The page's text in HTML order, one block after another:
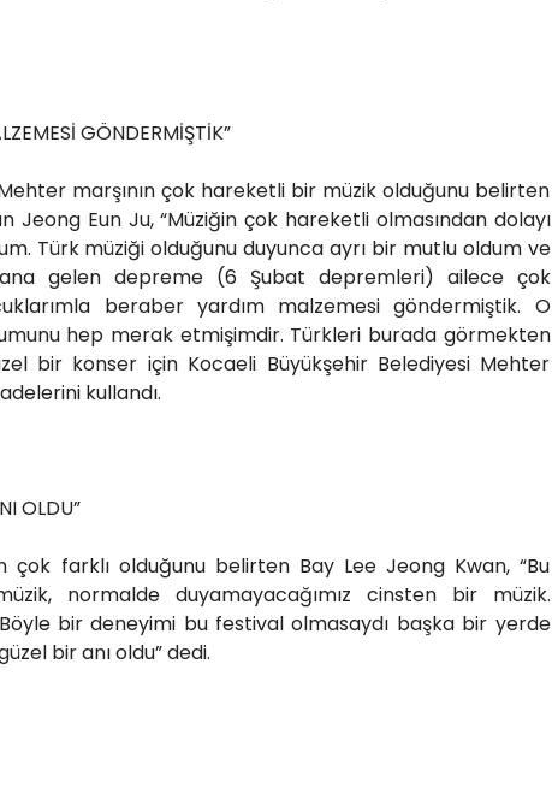
GÖNDERMİŞTİK”
marşının çok hareketli bir müzik olduğunu belirten
Jeong Eun Ju, “Müziğin çok hareketli olmasından dolayı
Türk müziği olduğunu duyunca ayrı bir mutlu oldum ve
gelen depreme (6 Şubat depremleri) ailece çok
beraber yardım malzemesi göndermiştik. O
hep merak etmişimdir. Türkleri burada görmekten
bir konser için Kocaeli Büyükşehir Belediyesi Mehter
kullandı.
OLDU”
çok farklı olduğunu belirten Bay Lee Jeong Kwan, “Bu
normalde duyamayacağımız cinsten bir müzik.
bir deneyimi bu festival olmasaydı başka bir yerde
bir anı oldu” dedi.